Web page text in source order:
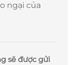
ngại của
sẽ được gửi